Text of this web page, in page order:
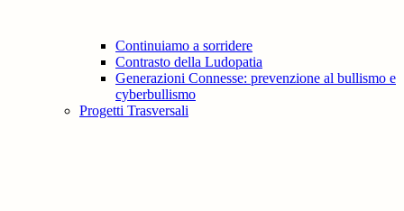
Continuiamo a sorridere
Contrasto della Ludopatia
Generazioni Connesse: prevenzione al bullismo e
cyberbullismo
Progetti Trasversali